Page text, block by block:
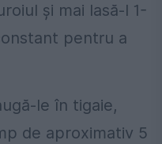
și mai lasă-l 1-
pentru a
le în tigaie,
de aproximativ 5